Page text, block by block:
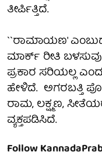
ತೀರ್ಪಿತ್ತಿದೆ.
``ರಾಮಾಯಣ'
ಮಾರ್ಕ್ ರೀತಿ
ಪ್ರಕಾರ ಸರಿಯಲ್ಲ
ಹೇಳಿದೆ. ಅಗರಬತ್ತಿ
ರಾಮ, ಲಕ್ಷ್ಮಣ,
ವ್ಯಕ್ತಪಡಿಸಿದೆ.
Follow